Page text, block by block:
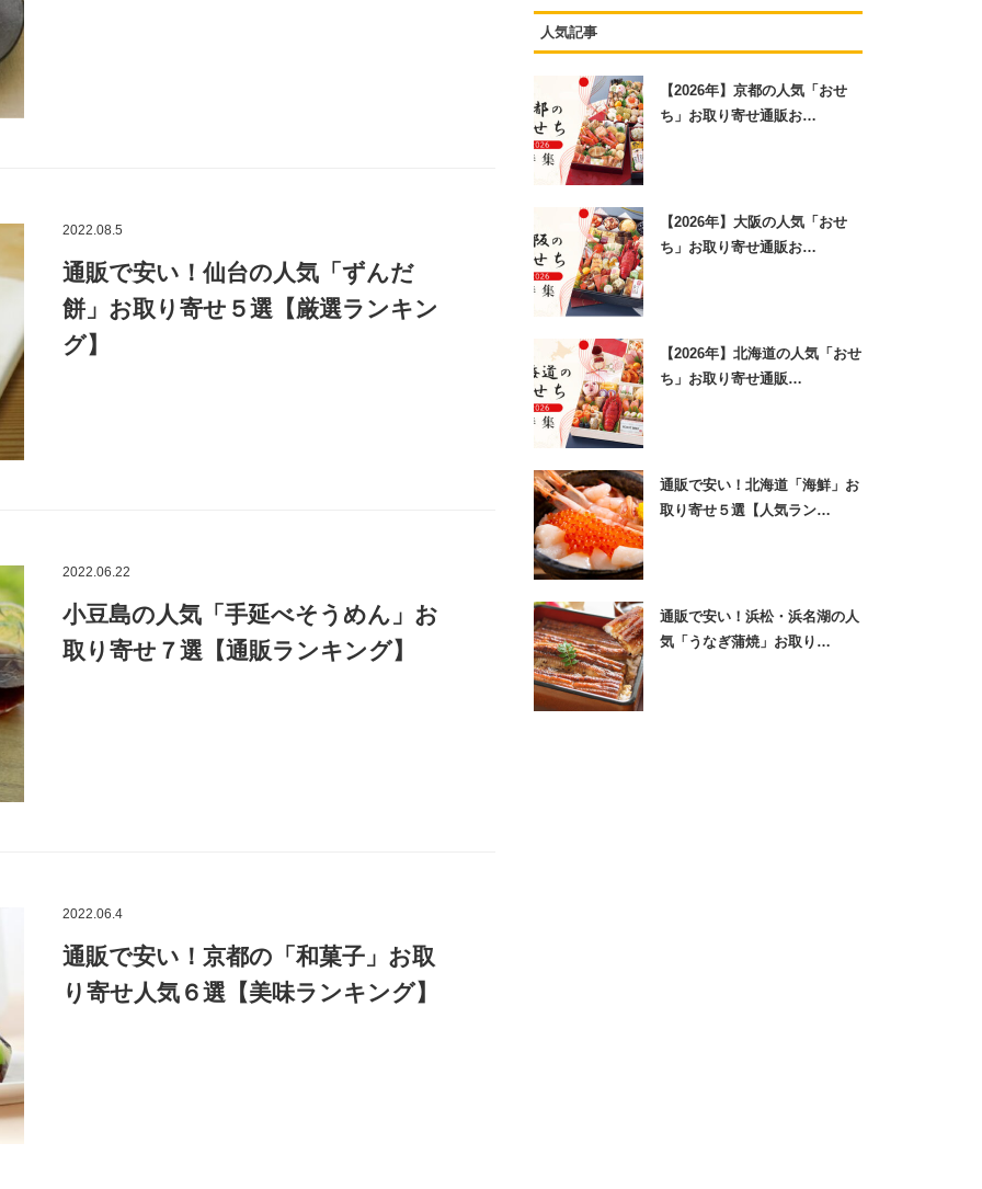
2022.08.5
通販で安い！仙台の人気「ずんだ
餅」お取り寄せ５選【厳選ランキン
グ】
2022.06.22
小豆島の人気「手延べそうめん」お
取り寄せ７選【通販ランキング】
2022.06.4
通販で安い！京都の「和菓子」お取
り寄せ人気６選【美味ランキング】
人気記事
【2026年】京都の人気「おせ
ち」お取り寄せ通販お…
【2026年】大阪の人気「おせ
ち」お取り寄せ通販お…
【2026年】北海道の人気「おせ
ち」お取り寄せ通販…
通販で安い！北海道「海鮮」お
取り寄せ５選【人気ラン…
通販で安い！浜松・浜名湖の人
気「うなぎ蒲焼」お取り…